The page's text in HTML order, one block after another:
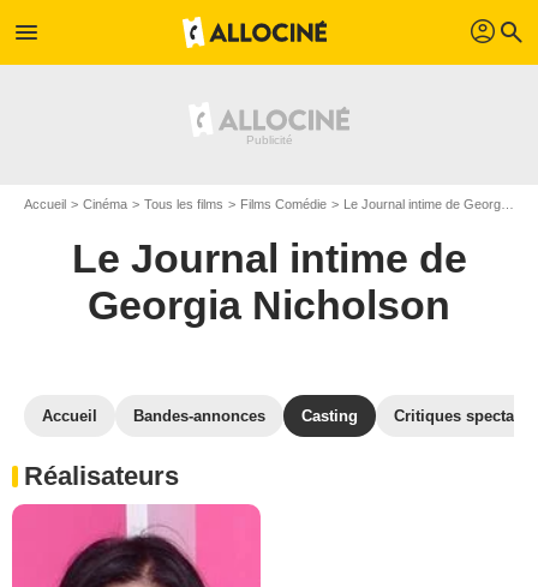
menu profil search
Accueil Cinéma Tous les films Films Comédie Le Journal intime de Georgia Nicholson
Le Journal intime de
Georgia Nicholson
Accueil Bandes-annonces Casting Critiques
Réalisateurs